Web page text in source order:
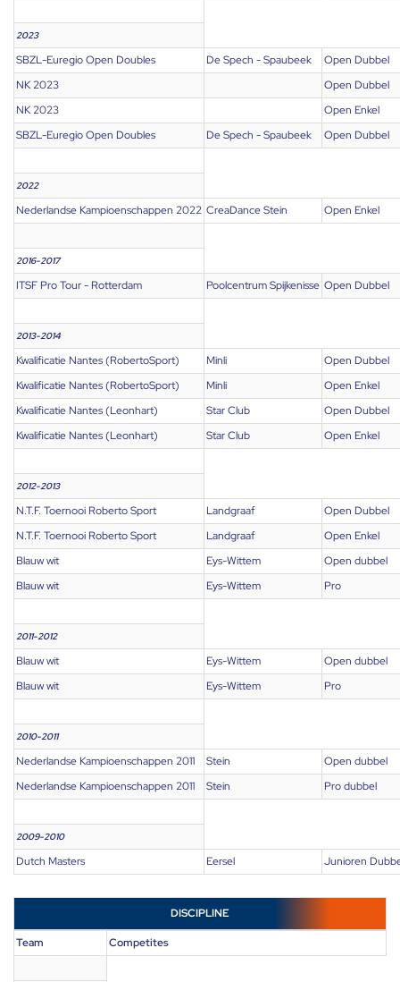
2023
SBZL-Euregio Open Doubles De Spech - Spaubeek
Open Dubbel
NK 2023
Open Dubbel
NK 2023
Open Enkel
SBZL-Euregio Open Doubles
De Spech - Spaubeek Open Dubbel
2022
Nederlandse Kampioenschappen 2022 CreaDance Stein Open Enkel
2016-2017
ITSF Pro Tour - Rotterdam Poolcentrum Spijkenisse Open Dubbel
2013-2014
Kwalificatie Nantes (RobertoSport) Minli
Open Dubbel
Kwalificatie Nantes (RobertoSport)
Minli
Open Enkel
Kwalificatie Nantes (Leonhart)
Star Club
Open Dubbel
Kwalificatie Nantes (Leonhart)
Star Club Open Enkel
2012-2013
N.T.F. Toernooi Roberto Sport Landgraaf
Open Dubbel
N.T.F. Toernooi Roberto Sport
Landgraaf
Open Enkel
Blauw wit
Eys-Wittem
Open dubbel
Blauw wit
Eys-Wittem Pro
2011-2012
Blauw wit Eys-Wittem
Open dubbel
Blauw wit
Eys-Wittem Pro
2010-2011
Nederlandse Kampioenschappen 2011 Stein
Open dubbel
Nederlandse Kampioenschappen 2011
Stein Pro dubbel
2009-2010
Dutch Masters Eersel Junioren
DISCIPLINE
Team Competites